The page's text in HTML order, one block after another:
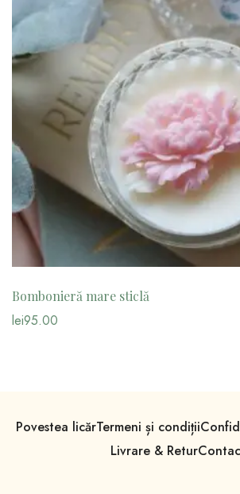
Bombonieră mare sticlă
lei95.00
Povestea licărTermeni și condiții
Livrare & Retur